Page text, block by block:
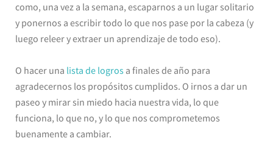
como, una vez a la semana, escaparnos a un lugar solitario
y ponernos a escribir todo lo que nos pase por la cabeza (y
luego releer y extraer un aprendizaje de todo eso).
O hacer una lista de logros a finales de año para
agradecernos los propósitos cumplidos. O irnos a dar un
paseo y mirar sin miedo hacia nuestra vida, lo que
funciona, lo que no, y lo que nos comprometemos
buenamente a cambiar.